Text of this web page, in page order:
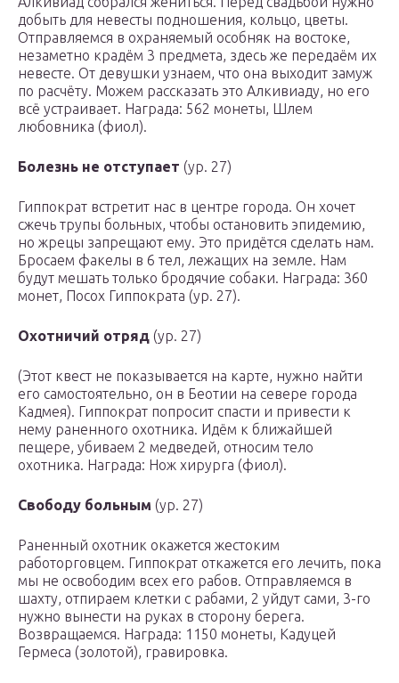
добыть для невесты подношения, кольцо, цветы.
Отправляемся в охраняемый особняк на востоке,
незаметно крадём 3 предмета, здесь же передаём их
невесте. От девушки узнаем, что она выходит замуж
по расчёту. Можем рассказать это Алкивиаду, но его
всё устраивает. Награда: 562 монеты, Шлем
любовника (фиол).
Болезнь не отступает (ур. 27)
Гиппократ встретит нас в центре города. Он хочет
сжечь трупы больных, чтобы остановить эпидемию,
но жрецы запрещают ему. Это придётся сделать нам.
Бросаем факелы в 6 тел, лежащих на земле. Нам
будут мешать только бродячие собаки. Награда: 360
монет, Посох Гиппократа (ур. 27).
Охотничий отряд (ур. 27)
(Этот квест не показывается на карте, нужно найти
его самостоятельно, он в Беотии на севере города
Кадмея). Гиппократ попросит спасти и привести к
нему раненного охотника. Идём к ближайшей
пещере, убиваем 2 медведей, относим тело
охотника. Награда: Нож хирурга (фиол).
Свободу больным (ур. 27)
Раненный охотник окажется жестоким
работорговцем. Гиппократ откажется его лечить, пока
мы не освободим всех его рабов. Отправляемся в
шахту, отпираем клетки с рабами, 2 уйдут сами, 3-го
нужно вынести на руках в сторону берега.
Возвращаемся. Награда: 1150 монеты, Кадуцей
Гермеса (золотой), гравировка.